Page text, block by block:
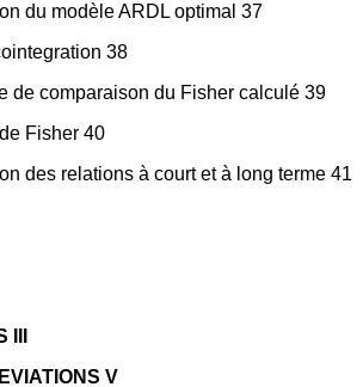
du modèle ARDL optimal 37
38
de comparaison du Fisher calculé 39
Fisher 40
des relations à court et à long terme 41
V